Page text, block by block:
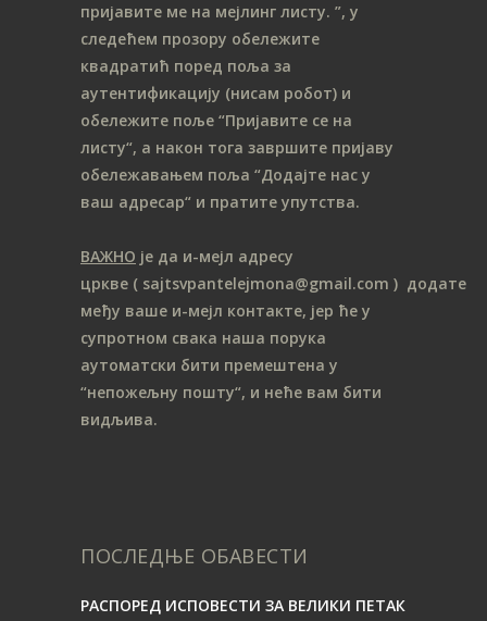
пријавите ме на мeјлинг листу. ”, у
следећем прозору обележите
квадратић поред поља за
аутентификацију (нисам робот) и
обележите поље “Пријавите се на
листу“, а након тога завршите пријаву
обележавањем поља “Додајте нас у
ваш адресар“ и пратите упутства.
ВАЖНО је да и-мејл адресу
цркве ( sajtsvpantelejmona@gmail.com ) додате
међу ваше и-мејл контакте, јер ће у
супротном свака наша порука
аутоматски бити премештена у
“непожељну пошту“, и неће вам бити
видљива.
ПОСЛЕДЊЕ ОБАВЕСТИ
РАСПОРЕД ИСПОВЕСТИ ЗА ВЕЛИКИ ПЕТАК